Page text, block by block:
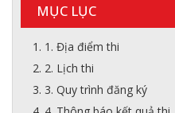
MỤC LỤC
1. Địa điểm thi
2. Lịch thi
3. Quy trình đăng ký